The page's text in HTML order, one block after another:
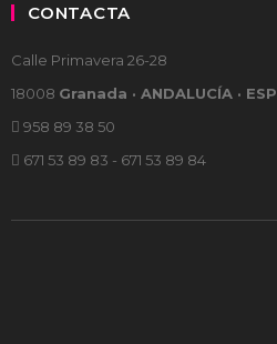
CONTACTA
Calle Primavera 26-28
18008 Granada · ANDALUCÍA · ESP
958 89 38 50
671 53 89 83 - 671 53 89 84